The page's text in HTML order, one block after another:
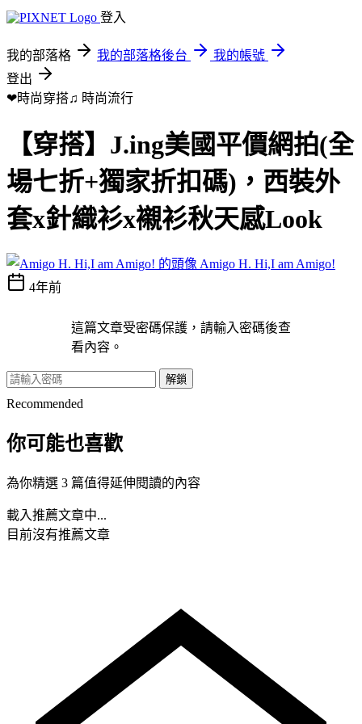
登入
我的部落格 我的部落格後台
我的帳號
登出
❤時尚穿搭♫ 時尚流行
【穿搭】J.ing美國平價網拍(全
場七折+獨家折扣碼)，西裝外
套x針織衫x襯衫秋天感Look
Amigo H. Hi,I am Amigo!
4年前
這篇文章受密碼保護，請輸入密碼後查
看內容。
解鎖
Recommended
你可能也喜歡
為你精選 3 篇值得延伸閱讀的內容
載入推薦文章中...
目前沒有推薦文章